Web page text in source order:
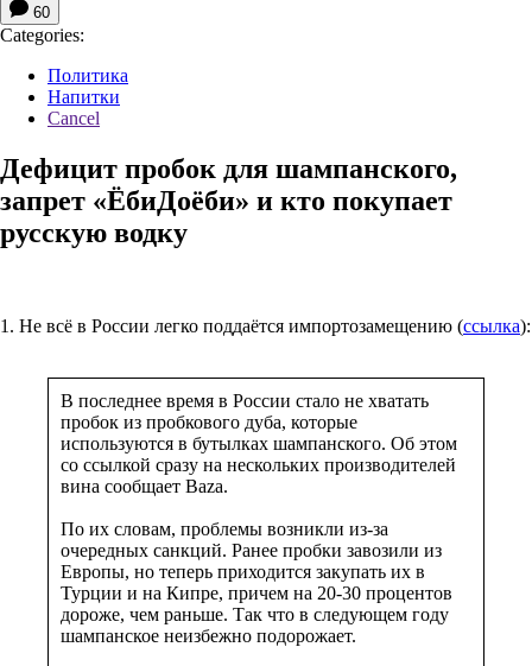
60
Categories:
Политика
Напитки
Cancel
Дефицит пробок для шампанского,
запрет «ЁбиДоёби» и кто покупает
русскую водку
1. Не всё в России легко поддаётся импортозамещению (ссылка):
В последнее время в России стало не хватать
пробок из пробкового дуба, которые
используются в бутылках шампанского. Об этом
со ссылкой сразу на нескольких производителей
вина сообщает Baza.
По их словам, проблемы возникли из-за
очередных санкций. Ранее пробки завозили из
Европы, но теперь приходится закупать их в
Турции и на Кипре, причем на 20-30 процентов
дороже, чем раньше. Так что в следующем году
шампанское неизбежно подорожает.